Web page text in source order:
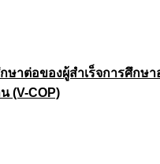
าต่อของผู้สำเร็จการศึกษา
(V-COP)